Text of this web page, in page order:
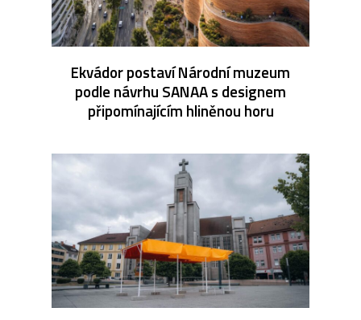
Ekvádor postaví Národní muzeum
podle návrhu SANAA s designem
připomínajícím hliněnou horu